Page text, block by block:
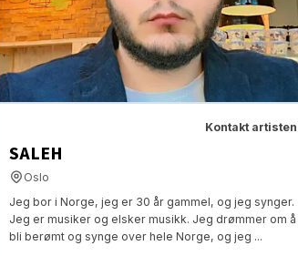
Kontakt artisten
SALEH
Oslo
Jeg bor i Norge, jeg er 30 år gammel, og jeg synger.
Jeg er musiker og elsker musikk. Jeg drømmer om å
bli berømt og synge over hele Norge, og jeg ...